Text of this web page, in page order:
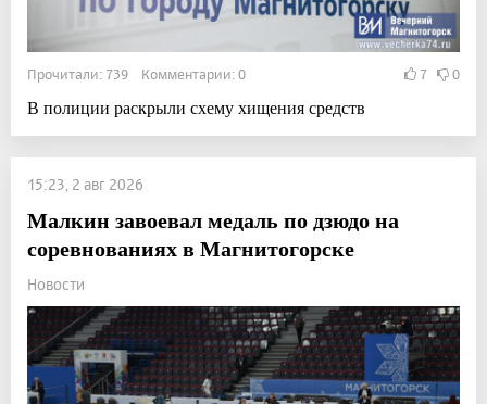
Прочитали: 739 Комментарии: 0 7 0
В полиции раскрыли схему хищения средств
15:23, 2 авг 2026
Малкин завоевал медаль по дзюдо на
соревнованиях в Магнитогорске
Новости